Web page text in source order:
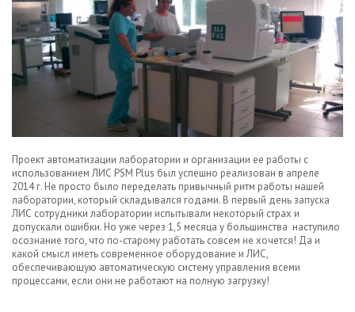
Проект автоматизации лаборатории и организации ее работы с
использованием ЛИС PSM Plus был успешно реализован в апреле
2014 г. Не просто было переделать привычный ритм работы нашей
лаборатории, который складывался годами. В первый день запуска
ЛИС сотрудники лаборатории испытывали некоторый страх и
допускали ошибки. Но уже через 1,5 месяца у большинства наступило
осознание того, что по-старому работать совсем не хочется! Да и
какой смысл иметь современное оборудование и ЛИС,
обеспечивающую автоматическую систему управления всеми
процессами, если они не работают на полную загрузку!